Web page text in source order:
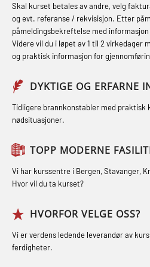
Fallsikring (FAR108)
Førstehjelp –
Førstehjelp
GOC sertifikat
(GMDSS) (MRC101)
GOC sertifikat
(MRC102)
GSK
oljearbeidere
GWO: BST –
(RBSBLE018)
STCW kombi
og med.behandling
STCW Kombi
og Medisinsk
Webinar (MBS1341)
STCW
(MBS114)
STCW Medisinsk
STCW Medisinsk
oppdatering
STCW Oppdatering
Påbygging fra
Hjertestarter
Røykdykking
repetisjon (LFI105)
Sikkerhetskurs for
oppdrettsanlegg
Ulykkesgransking –
(LFI100)
Skal kurset betales av andre, velg
og evt. referanse / rekvisisjon. Etter
påmeldingsbekreftelse med
Videre vil du i løpet av 1 til 2 virkedager
og praktisk informasjon for
DYKTIGE OG ERFARNE
Tidligere brannkonstabler med praktisk
nødsituasjoner.
TOPP MODERNE
Vi har kurssentre i Bergen, Stavanger,
Hvor vil du ta kurset?
HVORFOR VELGE OSS?
Vi er verdens ledende leverandør av
ferdigheter.